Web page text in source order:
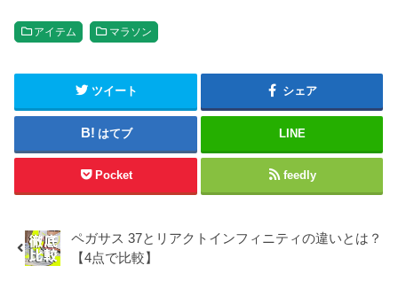
アイテム マラソン
ツイート シェア
はてブ LINE
Pocket feedly
ペガサス 37とリアクトインフィニティの違いとは？
【4点で比較】